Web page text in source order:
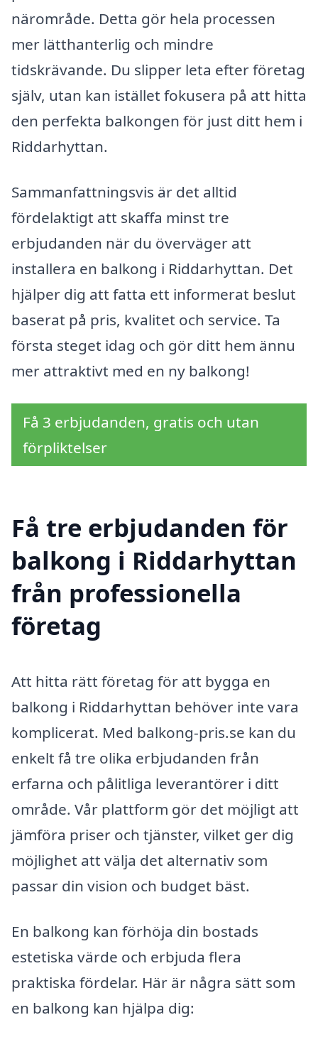
närområde. Detta gör hela processen
mer lätthanterlig och mindre
tidskrävande. Du slipper leta efter företag
själv, utan kan istället fokusera på att hitta
den perfekta balkongen för just ditt hem i
Riddarhyttan.
Sammanfattningsvis är det alltid
fördelaktigt att skaffa minst tre
erbjudanden när du överväger att
installera en balkong i Riddarhyttan. Det
hjälper dig att fatta ett informerat beslut
baserat på pris, kvalitet och service. Ta
första steget idag och gör ditt hem ännu
mer attraktivt med en ny balkong!
Få 3 erbjudanden, gratis och utan
förpliktelser
Få tre erbjudanden för
balkong i Riddarhyttan
från professionella
företag
Att hitta rätt företag för att bygga en
balkong i Riddarhyttan behöver inte vara
komplicerat. Med balkong-pris.se kan du
enkelt få tre olika erbjudanden från
erfarna och pålitliga leverantörer i ditt
område. Vår plattform gör det möjligt att
jämföra priser och tjänster, vilket ger dig
möjlighet att välja det alternativ som
passar din vision och budget bäst.
En balkong kan förhöja din bostads
estetiska värde och erbjuda flera
praktiska fördelar. Här är några sätt som
en balkong kan hjälpa dig: